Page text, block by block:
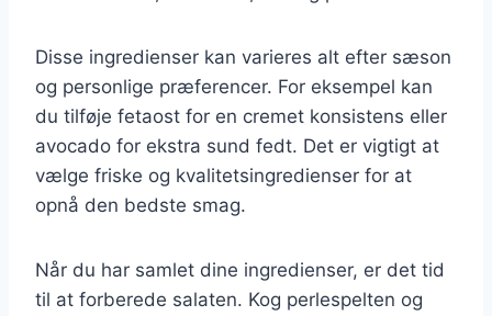
Disse ingredienser kan varieres alt efter sæson
og personlige præferencer. For eksempel kan
du tilføje fetaost for en cremet konsistens eller
avocado for ekstra sund fedt. Det er vigtigt at
vælge friske og kvalitetsingredienser for at
opnå den bedste smag.
Når du har samlet dine ingredienser, er det tid
til at forberede salaten. Kog perlespelten og